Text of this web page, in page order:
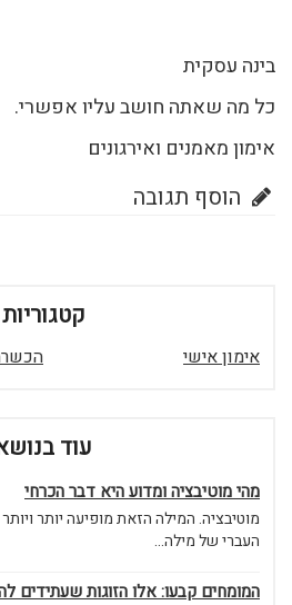
בינה עסקית
כל מה שאתה חושב עליו אפשרי.
אימון מאמנים ואירגונים
הוסף תגובה
קטגוריות
אימון אישי
עוד
מהי מוטיבציה ומדוע היא דבר הכרחי
מוטיבציה. המילה הזאת מופיעה יותר
העברי של מילה...
המומחים קבעו: אלו הזוגות שעתידים